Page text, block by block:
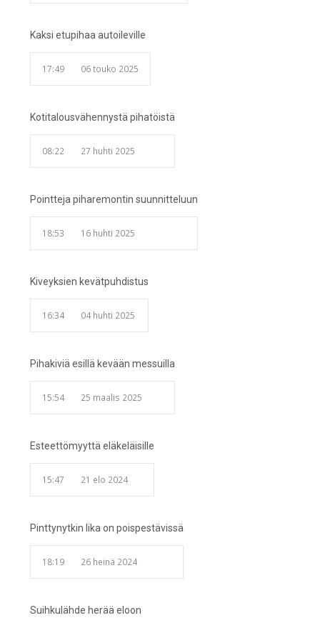
Kaksi etupihaa autoileville
17:49 06 touko 2025
Kotitalousvähennystä pihatöistä
08:22 27 huhti 2025
Pointteja piharemontin suunnitteluun
18:53 16 huhti 2025
Kiveyksien kevätpuhdistus
16:34 04 huhti 2025
Pihakiviä esillä kevään messuilla
15:54 25 maalis 2025
Esteettömyyttä eläkeläisille
15:47 21 elo 2024
Pinttynytkin lika on poispestävissä
18:19 26 heinä 2024
Suihkulähde herää eloon